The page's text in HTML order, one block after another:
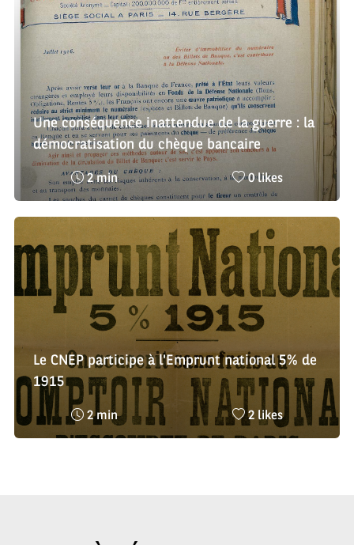
Une conséquence inattendue de la guerre : la
démocratisation du chèque bancaire
Temps
de
lecture
2 min
Nombre
de
likes
0 likes
Le CNEP participe à l'Emprunt national 5% de
1915
Temps
de
2 min
Nombre
de
2 likes